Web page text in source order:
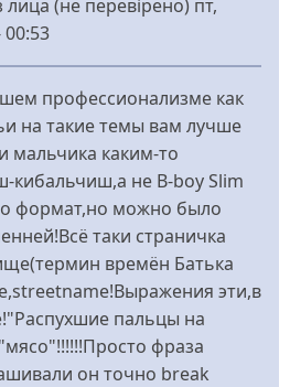
лица (не перевірено) пт,
профессионализме как
на такие темы вам лучше
мальчика каким-то
не B-boy Slim
формат,но можно было
таки страничка
времён Батька
эти,в
пальцы на
фраза
он точно break